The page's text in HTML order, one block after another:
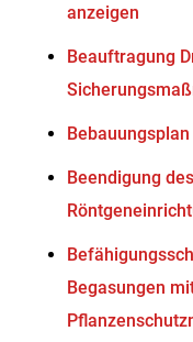
anzeigen
Beauftragung
Beendigung
Begasungen